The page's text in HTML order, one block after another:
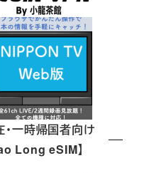
・一時帰国者向け
Long eSIM】